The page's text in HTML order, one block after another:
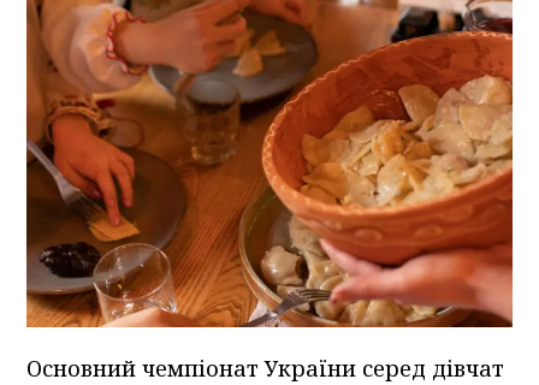
Основний чемпіонат України серед дівчат